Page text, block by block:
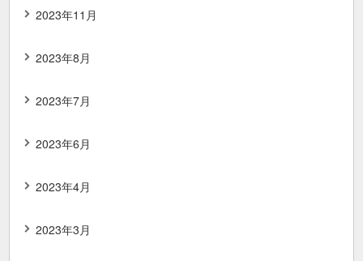
2023年11月
2023年8月
2023年7月
2023年6月
2023年4月
2023年3月